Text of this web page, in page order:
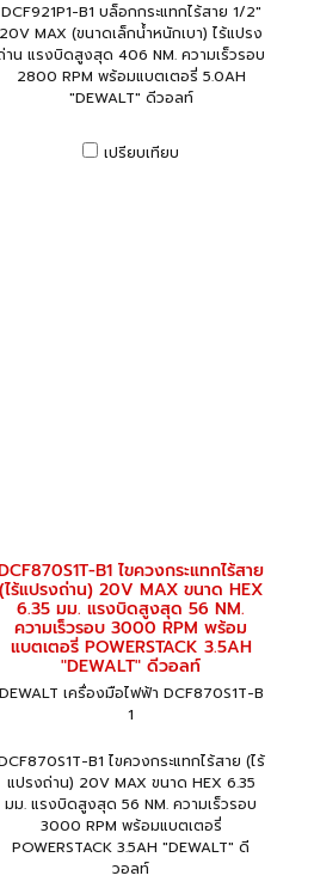
DCF921P1-B1 บล็อกกระแทกไร้สาย 1/2"
20V MAX (ขนาดเล็กน้ำหนักเบา) ไร้แปรง
าน แรงบิดสูงสุด 406 NM. ความเร็วรอบ
2800 RPM พร้อมแบตเตอรี่ 5.0AH
"DEWALT" ดีวอลท์
เปรียบเทียบ
B1 ไขควงกระแทกไร้สาย
(ไร้แปรงถ่าน) 20V MAX ขนาด HEX
6.35 มม. แรงบิดสูงสุด 56 NM.
ความเร็วรอบ 3000 RPM พร้อม
แบตเตอรี่ POWERSTACK 3.5AH
"DEWALT" ดีวอลท์
DEWALT เครื่องมือไฟฟ้า DCF870S1T-B
1
B1 ไขควงกระแทกไร้สาย (ไร้
แปรงถ่าน) 20V MAX ขนาด HEX 6.35
มม. แรงบิดสูงสุด 56 NM. ความเร็วรอบ
3000 RPM พร้อมแบตเตอรี่
POWERSTACK 3.5AH "DEWALT" ดี
วอลท์